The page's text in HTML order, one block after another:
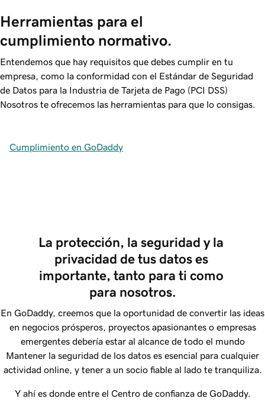
Herramientas para el
cumplimiento normativo.
Entendemos que hay requisitos que debes cumplir en tu
empresa, como la conformidad con el Estándar de Seguridad
de Datos para la Industria de Tarjeta de Pago (PCI DSS)
Nosotros te ofrecemos las herramientas para que lo consigas.
Cumplimiento en GoDaddy
La protección, la seguridad y la
privacidad de tus datos es
importante, tanto para ti como
para nosotros.
En GoDaddy, creemos que la oportunidad de convertir las ideas
en negocios prósperos, proyectos apasionantes o empresas
emergentes debería estar al alcance de todo el mundo
Mantener la seguridad de los datos es esencial para cualquier
actividad online, y tener a un socio fiable al lado te tranquiliza.
Y ahí es donde entre el Centro de confianza de GoDaddy.